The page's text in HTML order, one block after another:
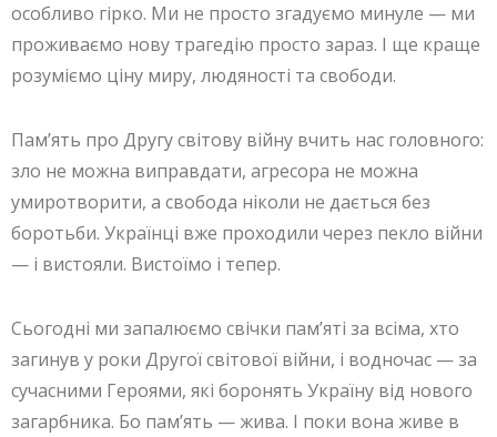
особливо гірко. Ми не просто згадуємо минуле — ми
проживаємо нову трагедію просто зараз. І ще краще
розуміємо ціну миру, людяності та свободи.
Пам’ять про Другу світову війну вчить нас головного:
зло не можна виправдати, агресора не можна
умиротворити, а свобода ніколи не дається без
боротьби. Українці вже проходили через пекло війни
— і вистояли. Вистоїмо і тепер.
Сьогодні ми запалюємо свічки пам’яті за всіма, хто
загинув у роки Другої світової війни, і водночас — за
сучасними Героями, які боронять Україну від нового
загарбника. Бо пам’ять — жива. І поки вона живе в